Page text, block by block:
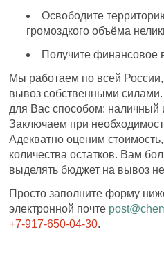
Освободите
громоздкого объёма
Получите финансовое
Мы работаем по всей России,
вывоз собственными
для Вас способом: наличный
Заключаем при
Адекватно оценим
количества остатков. Вам
выделять бюджет на вывоз
Просто заполните форму
электронной почте
+7-917-650-04-30.